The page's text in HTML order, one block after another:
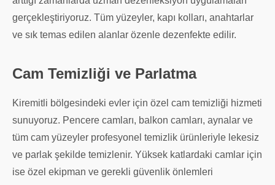
gerçekleştiriyoruz. Tüm yüzeyler, kapı kolları, anahtarlar
ve sık temas edilen alanlar özenle dezenfekte edilir.
Cam Temizliği ve Parlatma
Kiremitli bölgesindeki evler için özel cam temizliği hizmeti
sunuyoruz. Pencere camları, balkon camları, aynalar ve
tüm cam yüzeyler profesyonel temizlik ürünleriyle lekesiz
ve parlak şekilde temizlenir. Yüksek katlardaki camlar için
ise özel ekipman ve gerekli güvenlik önlemleri